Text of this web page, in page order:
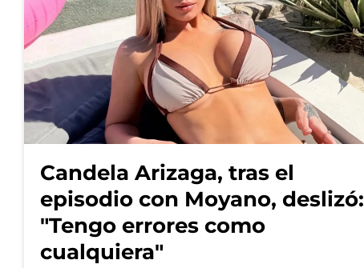
Candela Arizaga, tras el
episodio con Moyano, deslizó:
"Tengo errores como
cualquiera"